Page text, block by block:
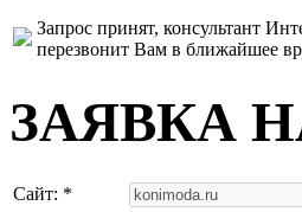
Запрос принят, консультант
перезвонит Вам в ближайшее
ЗАЯВКА
Сайт: *